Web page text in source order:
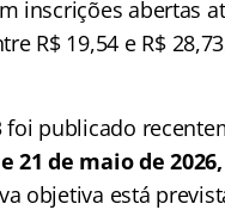
inscrições abertas
R$ 19,54 e R$
foi publicado
21 de maio de 2026,
objetiva está